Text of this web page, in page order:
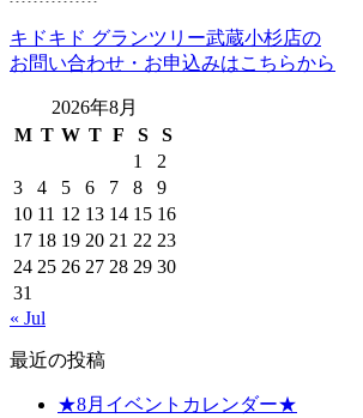
キドキド グランツリー武蔵小杉店の
お問い合わせ・お申込みはこちらから
2026年8月
M T W T F S
S
1
2
3
4 5 6 7 8
9
10 11 12 13 14 15 16
17 18 19 20 21 22 23
24 25 26 27 28 29 30
31
« Jul
最近の投稿
★8月イベントカレンダー★